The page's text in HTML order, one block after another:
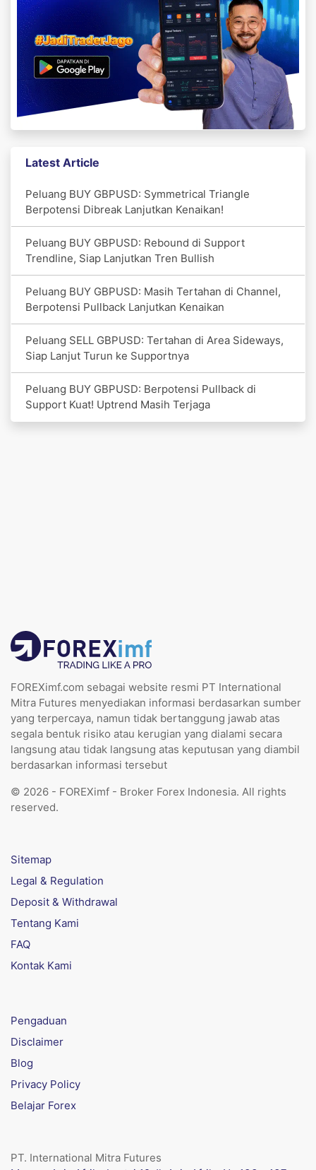
Latest Article
Peluang BUY GBPUSD: Symmetrical Triangle
Berpotensi Dibreak Lanjutkan Kenaikan!
Peluang BUY GBPUSD: Rebound di Support
Trendline, Siap Lanjutkan Tren Bullish
Peluang BUY GBPUSD: Masih Tertahan di Channel,
Berpotensi Pullback Lanjutkan Kenaikan
Peluang SELL GBPUSD: Tertahan di Area Sideways,
Siap Lanjut Turun ke Supportnya
Peluang BUY GBPUSD: Berpotensi Pullback di
Support Kuat! Uptrend Masih Terjaga
FOREXimf.com sebagai website resmi PT International
Mitra Futures menyediakan informasi berdasarkan sumber
yang terpercaya, namun tidak bertanggung jawab atas
segala bentuk risiko atau kerugian yang dialami secara
langsung atau tidak langsung atas keputusan yang diambil
berdasarkan informasi tersebut
© 2026 - FOREXimf - Broker Forex Indonesia. All rights
reserved.
Sitemap
Legal & Regulation
Deposit & Withdrawal
Tentang Kami
FAQ
Kontak Kami
Pengaduan
Disclaimer
Blog
Privacy Policy
Belajar Forex
PT. International Mitra Futures